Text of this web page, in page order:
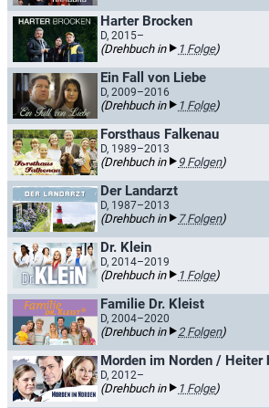
Harter Brocken
D, 2015–
(Drehbuch in 1 Folge)
Ein Fall von Liebe
D, 2009–2016
(Drehbuch in 1 Folge)
Forsthaus Falkenau
D, 1989–2013
(Drehbuch in 9 Folgen)
Der Landarzt
D, 1987–2013
(Drehbuch in 7 Folgen)
Dr. Klein
D, 2014–2019
(Drehbuch in 1 Folge)
Familie Dr. Kleist
D, 2004–2020
(Drehbuch in 2 Folgen)
D, 2012–
(Drehbuch in 1 Folge)